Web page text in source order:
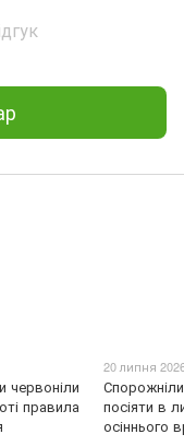
червоніли
правила
20 липня
посіяти в
осіннього